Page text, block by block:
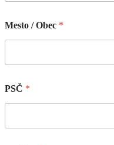
Mesto / Obec *
PSČ *